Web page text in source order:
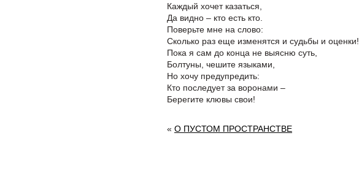
Каждый хочет казаться,
Да видно – кто есть кто.
Поверьте мне на слово:
Сколько раз еще изменятся и судьбы и оценки!
Пока я сам до конца не выясню суть,
Болтуны, чешите языками,
Но хочу предупредить:
Кто последует за воронами –
Берегите клювы свои!
« О ПУСТОМ ПРОСТРАНСТВЕ